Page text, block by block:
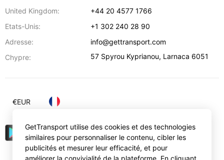
United Kingdom:
+44 20 4577 1766
Etats-Unis:
+1 302 240 28 90
Adresse:
info@gettransport.com
Chypre:
57 Spyrou Kyprianou, Larnaca 6051
€EUR
GetTransport utilise des cookies et des technologies
similaires pour personnaliser le contenu, cibler les
publicités et mesurer leur efficacité, et pour
améliorer la convivialité de la plateforme. En cliquant